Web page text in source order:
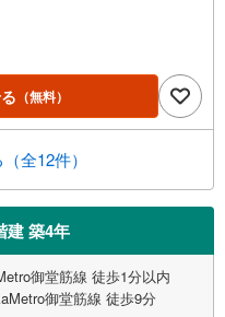
（無料）
全12件）
建 築4年
御堂筋線 徒歩1分以内
御堂筋線 徒歩9分